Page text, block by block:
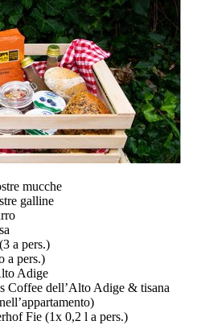
mucche
galline
a pers.)
a pers.)
Adige
Coffee dell’Alto Adige & tisana
Fie (1x 0,2 l a pers.)